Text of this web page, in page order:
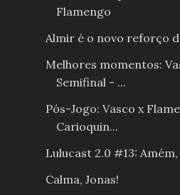
Flamengo
Almir é o novo reforço
Melhores momentos:
Semifinal - ...
Pós-Jogo: Vasco x
Carioquin...
Lulucast 2.0 #13: Amém,
Calma, Jonas!